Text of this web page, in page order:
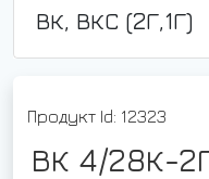
ВК, ВКС (2Г,1Г)
Продукт Id: 12323
ВК 4/28К-